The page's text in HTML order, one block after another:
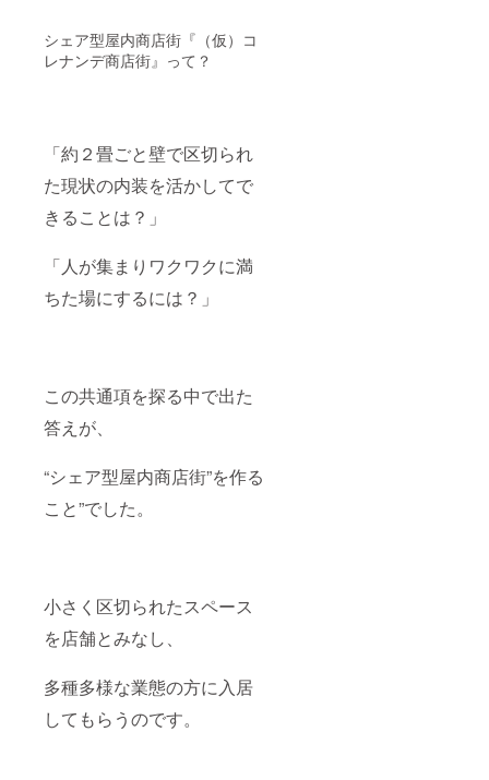
シェア型屋内商店街『（仮）コ
レナンデ商店街』って？
「約２畳ごと壁で区切られ
た現状の内装を活かしてで
きることは？」
「人が集まりワクワクに満
ちた場にするには？」
この共通項を探る中で出た
答えが、
“シェア型屋内商店街”を作る
こと”でした。
小さく区切られたスペース
を店舗とみなし、
多種多様な業態の方に入居
してもらうのです。